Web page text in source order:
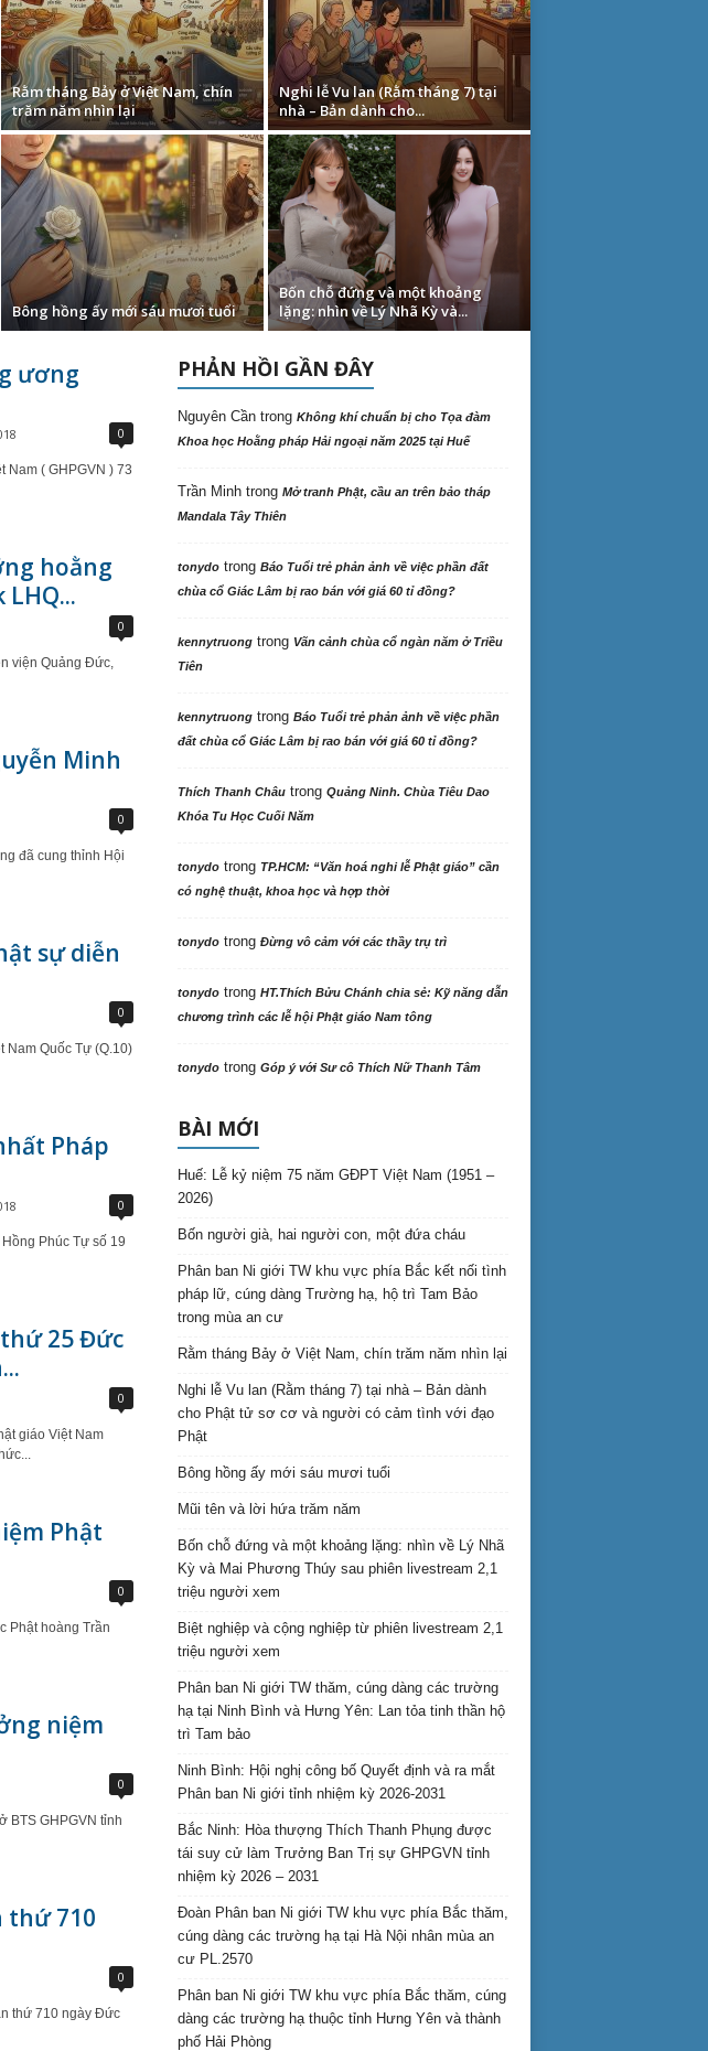
Rằm tháng Bảy ở Việt Nam, chín
trăm năm nhìn lại
Nghi lễ Vu lan (Rằm tháng 7) tại
nhà – Bản dành cho...
Bông hồng ấy mới sáu mươi tuổi
Bốn chỗ đứng và một khoảng
lặng: nhìn về Lý Nhã Kỳ và...
ương
0
Nam ( GHPGVN ) 73
hoằng
0
viện Quảng Đức,
Minh
0
đã cung thỉnh Hội
sự diễn
0
Nam Quốc Tự (Q.10)
Pháp
0
Phúc Tự số 19
25 Đức
0
giáo Việt Nam
Phật
0
Phật hoàng Trần
niệm
0
BTS GHPGVN tỉnh
thứ 710
0
thứ 710 ngày Đức
PHẢN HỒI GẦN ĐÂY
Nguyên Cầntrong Không khí chuẩn bị cho Tọa đàm
Khoa học Hoằng pháp Hải ngoại năm 2025 tại Huế
Trần Minhtrong Mở tranh Phật, cầu an trên bảo tháp
Mandala Tây Thiên
tonydotrong Báo Tuổi trẻ phản ảnh về việc phần đất
chùa cổ Giác Lâm bị rao bán với giá 60 tỉ đồng?
kennytruongtrong Vãn cảnh chùa cổ ngàn năm ở Triều
Tiên
kennytruongtrong Báo Tuổi trẻ phản ảnh về việc phần
đất chùa cổ Giác Lâm bị rao bán với giá 60 tỉ đồng?
Thích Thanh Châutrong Quảng Ninh. Chùa Tiêu Dao
Khóa Tu Học Cuối Năm
tonydotrong TP.HCM: “Văn hoá nghi lễ Phật giáo” cần
có nghệ thuật, khoa học và hợp thời
tonydotrong Đừng vô cảm với các thầy trụ trì
tonydotrong HT.Thích Bửu Chánh chia sẻ: Kỹ năng dẫn
chương trình các lễ hội Phật giáo Nam tông
tonydotrong Góp ý với Sư cô Thích Nữ Thanh Tâm
BÀI MỚI
Huế: Lễ kỷ niệm 75 năm GĐPT Việt Nam (1951 –
2026)
Bốn người già, hai người con, một đứa cháu
Phân ban Ni giới TW khu vực phía Bắc kết nối tình
pháp lữ, cúng dàng Trường hạ, hộ trì Tam Bảo
trong mùa an cư
Rằm tháng Bảy ở Việt Nam, chín trăm năm nhìn lại
Nghi lễ Vu lan (Rằm tháng 7) tại nhà – Bản dành
cho Phật tử sơ cơ và người có cảm tình với đạo
Phật
Bông hồng ấy mới sáu mươi tuổi
Mũi tên và lời hứa trăm năm
Bốn chỗ đứng và một khoảng lặng: nhìn về Lý Nhã
Kỳ và Mai Phương Thúy sau phiên livestream 2,1
triệu người xem
Biệt nghiệp và cộng nghiệp từ phiên livestream 2,1
triệu người xem
Phân ban Ni giới TW thăm, cúng dàng các trường
hạ tại Ninh Bình và Hưng Yên: Lan tỏa tinh thần hộ
trì Tam bảo
Ninh Bình: Hội nghị công bố Quyết định và ra mắt
Phân ban Ni giới tỉnh nhiệm kỳ 2026-2031
Bắc Ninh: Hòa thượng Thích Thanh Phụng được
tái suy cử làm Trưởng Ban Trị sự GHPGVN tỉnh
nhiệm kỳ 2026 – 2031
Đoàn Phân ban Ni giới TW khu vực phía Bắc thăm,
cúng dàng các trường hạ tại Hà Nội nhân mùa an
cư PL.2570
Phân ban Ni giới TW khu vực phía Bắc thăm, cúng
dàng các trường hạ thuộc tỉnh Hưng Yên và thành
phố Hải Phòng